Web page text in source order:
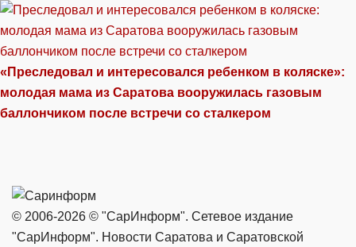
«Преследовал и интересовался ребенком в коляске»:
молодая мама из Саратова вооружилась газовым
баллончиком после встречи со сталкером
© 2006-2026 © "СарИнформ". Сетевое издание
"СарИнформ". Новости Саратова и Саратовской